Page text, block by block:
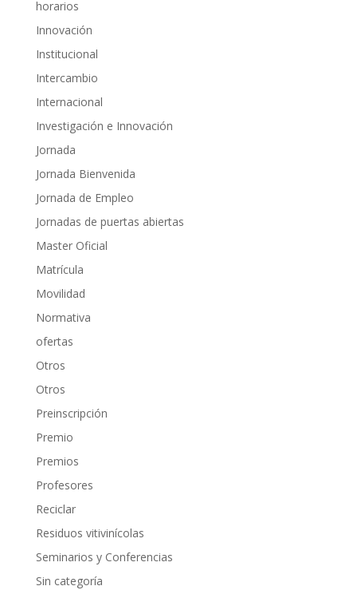
horarios
Innovación
Institucional
Intercambio
Internacional
Investigación e Innovación
Jornada
Jornada Bienvenida
Jornada de Empleo
Jornadas de puertas abiertas
Master Oficial
Matrícula
Movilidad
Normativa
ofertas
Otros
Otros
Preinscripción
Premio
Premios
Profesores
Reciclar
Residuos vitivinícolas
Seminarios y Conferencias
Sin categoría